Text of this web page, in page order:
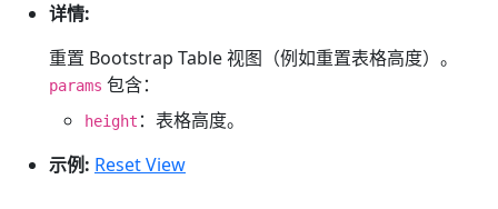
详情:
重置 Bootstrap Table 视图（例如重置表格高度）。
params 包含：
height ：表格高度。
示例: Reset View